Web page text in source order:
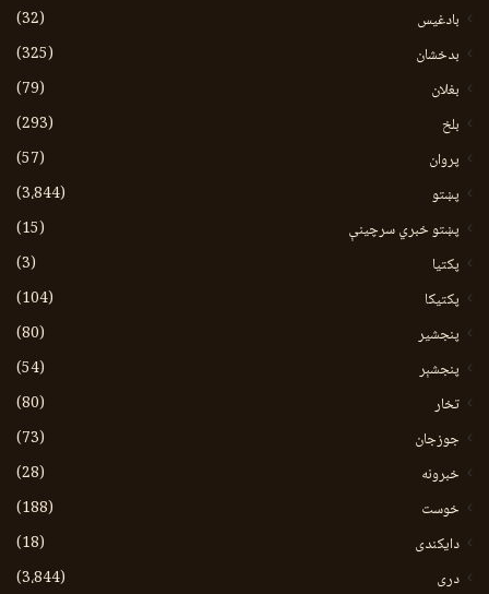
بادغیس
(32)
بدخشان
(325)
بغلان
(79)
بلخ
(293)
پروان
(57)
پښتو
(3،844)
پښتو خبري سرچينې
(15)
پکتيا
(3)
پکتیکا
(104)
پنجشیر
(80)
پنجشېر
(54)
تخار
(80)
جوزجان
(73)
خبرونه
(28)
خوست
(188)
دایکندی
(18)
دری
(3،844)